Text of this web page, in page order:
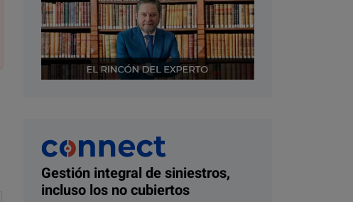
Gestión integral de siniestros,
incluso los no cubiertos